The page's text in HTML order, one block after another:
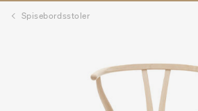
Spisebordsstoler